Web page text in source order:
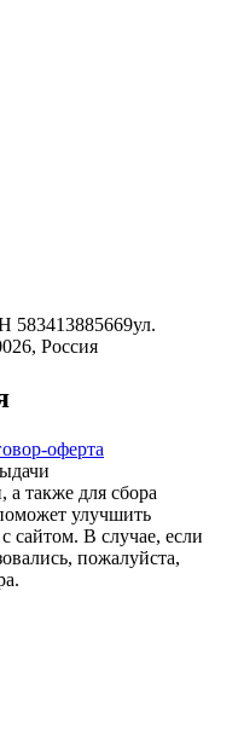
583413885669ул.
Россия
оферта
также для сбора
улучшить
сайтом. В случае, если
пожалуйста,